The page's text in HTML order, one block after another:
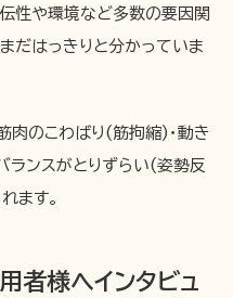
性や環境など多数の要因関
だはっきりと分かっていま
肉のこわばり(筋拘縮)・動き
ランスがとりずらい(姿勢反
ます。
者様へインタビュ